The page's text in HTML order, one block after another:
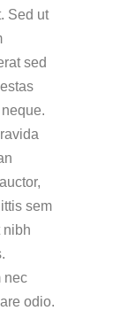
Sed ut
sed
sem
nibh
nec
odio.